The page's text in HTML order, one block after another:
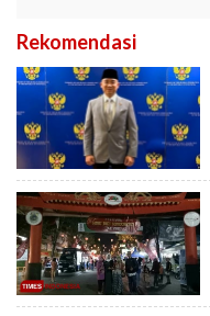
Rekomendasi